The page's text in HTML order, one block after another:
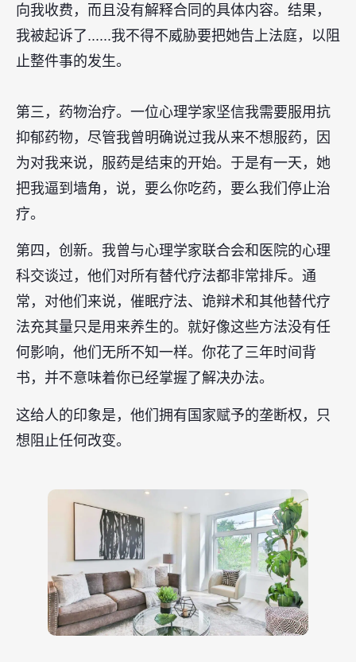
向我收费，而且没有解释合同的具体内容。结果，
我被起诉了......我不得不威胁要把她告上法庭，以阻
止整件事的发生。
第三，药物治疗。一位心理学家坚信我需要服用抗
抑郁药物，尽管我曾明确说过我从来不想服药，因
为对我来说，服药是结束的开始。于是有一天，她
把我逼到墙角，说，要么你吃药，要么我们停止治
疗。
第四，创新。我曾与心理学家联合会和医院的心理
科交谈过，他们对所有替代疗法都非常排斥。通
常，对他们来说，催眠疗法、诡辩术和其他替代疗
法充其量只是用来养生的。就好像这些方法没有任
何影响，他们无所不知一样。你花了三年时间背
书，并不意味着你已经掌握了解决办法。
这给人的印象是，他们拥有国家赋予的垄断权，只
想阻止任何改变。